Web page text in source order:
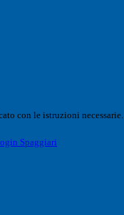
con le istruzioni necessarie.
Spaggiari